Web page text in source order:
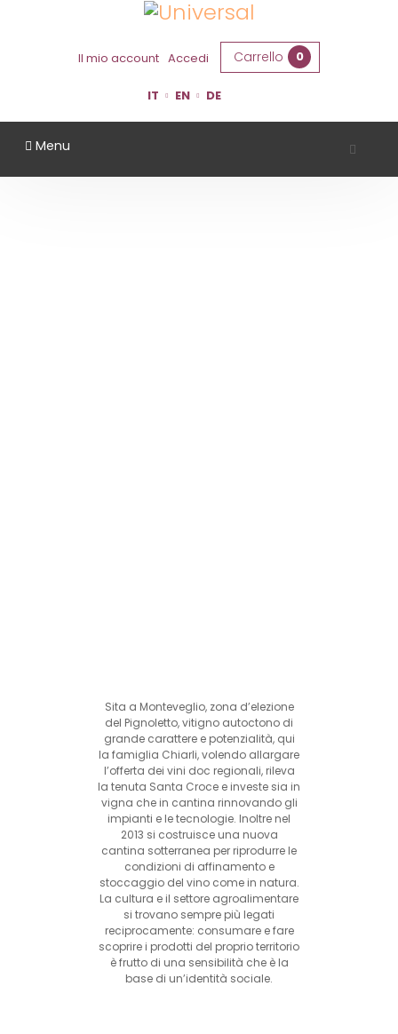
Il mio account Accedi Carrello 0
IT EN DE
Menu
Sita a Monteveglio, zona d’elezione
del Pignoletto, vitigno autoctono di
grande carattere e potenzialità, qui
la famiglia Chiarli, volendo allargare
l’offerta dei vini doc regionali, rileva
la tenuta Santa Croce e investe sia in
vigna che in cantina rinnovando gli
impianti e le tecnologie. Inoltre nel
2013 si costruisce una nuova
cantina sotterranea per riprodurre le
condizioni di affinamento e
stoccaggio del vino come in natura.
La cultura e il settore agroalimentare
si trovano sempre più legati
reciprocamente: consumare e fare
scoprire i prodotti del proprio territorio
è frutto di una sensibilità che è la
base di un’identità sociale.